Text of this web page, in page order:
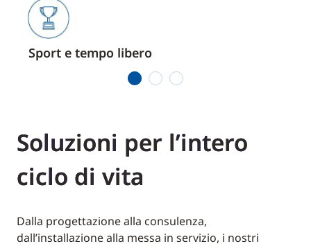
Sport e tempo libero
Soluzioni per l’intero
ciclo di vita
Dalla progettazione alla consulenza,
dall’installazione alla messa in servizio, i nostri